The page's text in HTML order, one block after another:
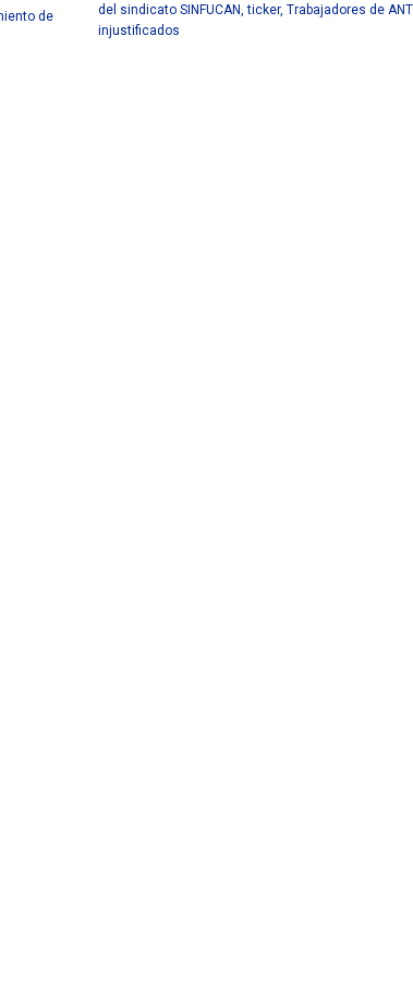
de
del sindicato SINFUCAN ,ticker, Trabajadores de
injustificados